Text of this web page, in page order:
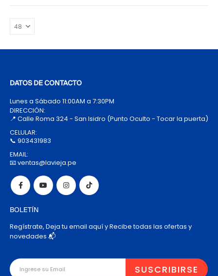
DATOS DE CONTACTO
Lunes a Sábado 11:00AM a 7:30PM
DIRECCIÓN:
📍 Calle Roma 324 - San Isidro (Punto Oculto - Tocar la puerta)
CELULAR:
📞 903431983
EMAIL:
📧 ventas@lavieja.pe
BOLETÍN
Regístrate, Deja tu email aquí y Recibe todas las ofertas y
novedades 📬